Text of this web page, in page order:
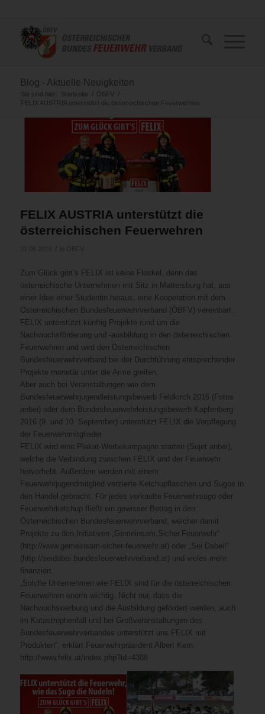
Blog - Aktuelle Neuigkeiten
Sie sind hier: Startseite / ÖBFV
/
FELIX AUSTRIA unterstützt die österreichischen Feuerwehren
FELIX AUSTRIA unterstützt die
österreichischen Feuerwehren
Zum Glück gibt’s FELIX ist keine Floskel, denn das
österreichische Unternehmen mit Sitz in Mattersburg hat, aus
einer Idee einer Studentin heraus, eine Kooperation mit dem
Österreichischen Bundesfeuerwehrverband (ÖBFV) vereinbart.
FELIX unterstützt künftig Projekte rund um die
Nachwuchsförderung und -ausbildung in den österreichischen
Feuerwehren und wird den Österreichischen
Bundesfeuerwehrverband bei der Durchführung entsprechender
Projekte monetär unter die Arme greifen.
Aber auch bei Veranstaltungen wie dem
Bundesfeuerwehrjugendleistungsbewerb Feldkirch 2016 (Fotos
anbei) oder dem Bundesfeuerwehrleistungsbewerb Kapfenberg
2016 (9. und 10. September) unterstützt FELIX die Verpflegung
der Feuerwehrmitglieder.
FELIX wird eine Plakat-Werbekampagne starten (Sujet anbei),
welche die Verbindung zwischen FELIX und der Feuerwehr
hervorhebt. Außerdem werden mit einem
Feuerwehrjugendmitglied verzierte Ketchupflaschen und Sugos in
den Handel gebracht. Für jedes verkaufte Feuerwehrsugo oder
Feuerwehrketchup fließt ein gewisser Betrag in den
Österreichischen Bundesfeuerwehrverband, welcher damit
Projekte zu den Initiativen „Gemeinsam.Sicher.Feuerwehr“
(http://www.gemeinsam-sicher-feuerwehr.at) oder „Sei Dabei!“
(http://seidabei.bundesfeuerwehrverband.at) und vieles mehr
finanziert.
„Solche Unternehmen wie FELIX sind für die österreichischen
Feuerwehren enorm wichtig. Nicht nur, dass die
Nachwuchswerbung und die Ausbildung gefördert werden, auch
im Katastrophenfall und bei Großveranstaltungen des
Bundesfeuerwehrverbandes unterstützt uns FELIX mit
Produkten“, erklärt Feuerwehrpräsident Albert Kern.
http://www.felix.at/index.php?id=4388